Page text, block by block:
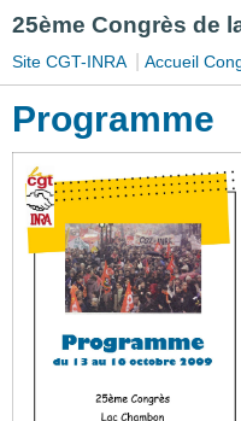
25ème Congrès de
Site CGT-INRA Accueil
Programme